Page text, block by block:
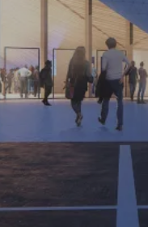
Le projet a pris en
en termes de
manifestations
conçue pour
inoubliables. Elle est
conception
dédiée à l’activité.
espaces extérieurs,
des espaces
portée à
dont nous calculons